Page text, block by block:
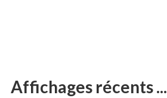
Affichages récents ...